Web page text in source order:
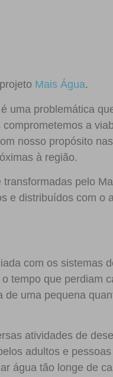
Mais Água.
uma problemática
a
nosso propósito
à região.
pelo
e distribuídos com o
com os sistemas
tempo que perdiam
uma pequena
atividades de
adultos e
água tão longe de